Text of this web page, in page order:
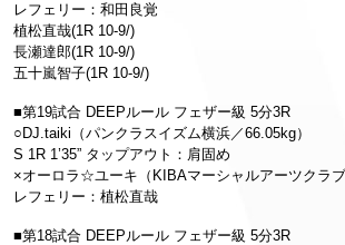
レフェリー：和田良覚
植松直哉(1R 10-9/)
長瀬達郎(1R 10-9/)
五十嵐智子(1R 10-9/)
■第19試合 DEEPルール フェザー級 5分3R
○DJ.taiki（パンクラスイズム横浜／66.05kg）
S 1R 1’35” タップアウト：肩固め
×オーロラ☆ユーキ（KIBAマーシャルアーツクラブ
レフェリー：植松直哉
■第18試合 DEEPルール フェザー級 5分3R